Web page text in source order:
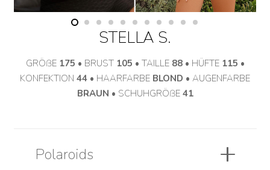
STELLA S.
GRÖßE 175 • BRUST 105 • TAILLE88• HÜFTE115 •
KONFEKTION 44 • HAARFARBE BLOND • AUGENFARBE
BRAUN • SCHUHGRÖßE 41
Polaroids